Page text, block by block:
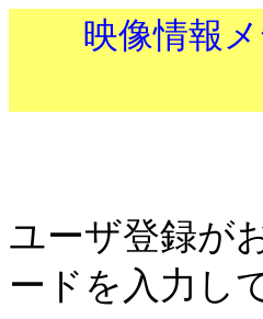
映像情報
ユーザ登録が
ードを入力し